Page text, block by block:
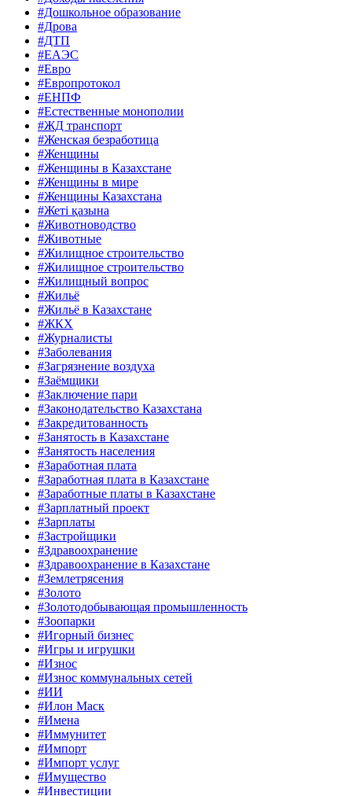
#Дошкольное образование
#Дрова
#ДТП
#ЕАЭС
#Евро
#Европротокол
#ЕНПФ
#Естественные монополии
#ЖД транспорт
#Женская безработица
#Женщины
#Женщины в Казахстане
#Женщины в мире
#Женщины Казахстана
#Жеті қазына
#Животноводство
#Животные
#Жилищное строительство
#Жилищное строительство
#Жилищный вопрос
#Жильё
#Жильё в Казахстане
#ЖКХ
#Журналисты
#Заболевания
#Загрязнение воздуха
#Заёмщики
#Заключение пари
#Законодательство Казахстана
#Закредитованность
#Занятость в Казахстане
#Занятость населения
#Заработная плата
#Заработная плата в Казахстане
#Заработные платы в Казахстане
#Зарплатный проект
#Зарплаты
#Застройщики
#Здравоохранение
#Здравоохранение в Казахстане
#Землетрясения
#Золото
#Золотодобывающая промышленность
#Зоопарки
#Игорный бизнес
#Игры и игрушки
#Износ
#Износ коммунальных сетей
#ИИ
#Илон Маск
#Имена
#Иммунитет
#Импорт
#Импорт услуг
#Имущество
#Инвестиции